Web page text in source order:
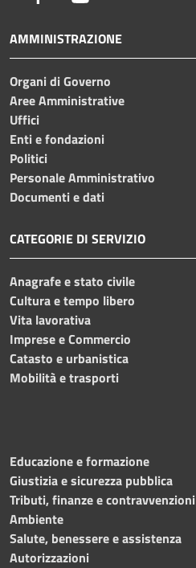
AMMINISTRAZIONE
Organi di Governo
Aree Amministrative
Uffici
Enti e fondazioni
Politici
Personale Amministrativo
Documenti e dati
CATEGORIE DI SERVIZIO
Anagrafe e stato civile
Cultura e tempo libero
Vita lavorativa
Imprese e Commercio
Catasto e urbanistica
Mobilità e trasporti
Educazione e formazione
Giustizia e sicurezza pubblica
Tributi, finanze e contravvenzioni
Ambiente
Salute, benessere e assistenza
Autorizzazioni